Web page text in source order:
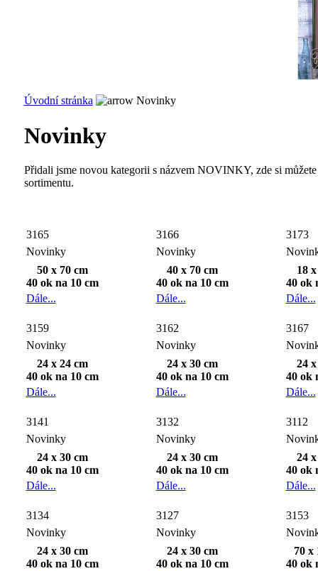
Úvodní stránka Novinky
Novinky
Přidali jsme novou kategorii s názvem NOVINKY, zde si
sortimentu.
3165
Novinky
50 x 70 cm
40 ok na 10 cm
Dále...
3166
Novinky
40 x 70 cm
40 ok na 10 cm
Dále...
3173
18
40 ok
Dále...
3159
Novinky
24 x 24 cm
40 ok na 10 cm
Dále...
3162
Novinky
24 x 30 cm
40 ok na 10 cm
Dále...
3167
24
40 ok
Dále...
3141
Novinky
24 x 30 cm
40 ok na 10 cm
Dále...
3132
Novinky
24 x 30 cm
40 ok na 10 cm
Dále...
3112
24
40 ok
Dále...
3134
Novinky
24 x 30 cm
40 ok na 10 cm
3127
Novinky
24 x 30 cm
40 ok na 10 cm
3153
70 x
40 ok